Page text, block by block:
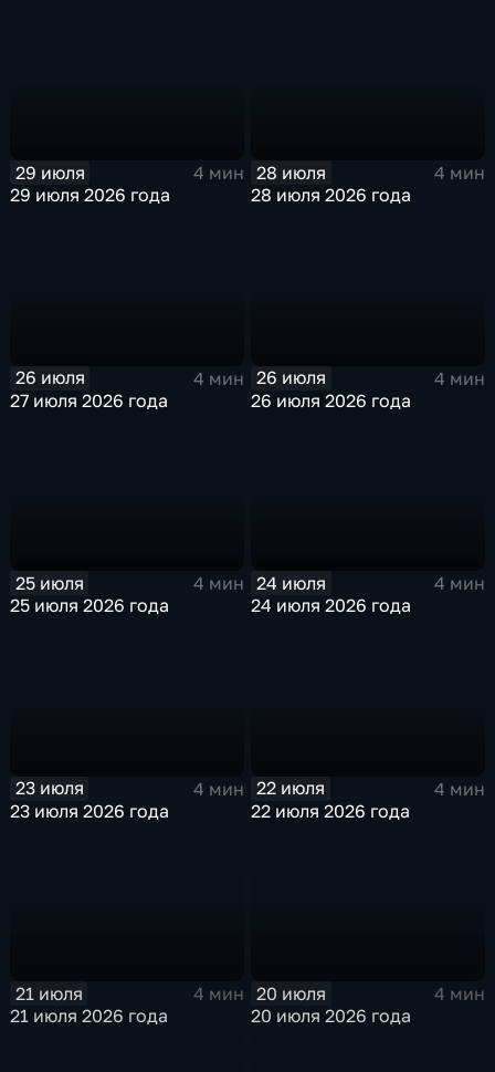
29 июля
4 мин
29 июля 2026 года
28 июля
4 мин
28 июля 2026 года
26 июля
4 мин
27 июля 2026 года
26 июля
4 мин
26 июля 2026 года
25 июля
4 мин
25 июля 2026 года
24 июля
4 мин
24 июля 2026 года
23 июля
4 мин
23 июля 2026 года
22 июля
4 мин
22 июля 2026 года
21 июля
4 мин
21 июля 2026 года
20 июля
4 мин
20 июля 2026 года